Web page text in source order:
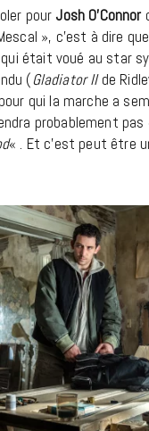
pour Josh O’Connor
», c’est à dire
qui était voué au star
(Gladiator IIde
qui la marche a
probablement pas
« . Et c’est peut être